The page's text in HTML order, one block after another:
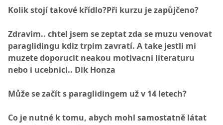
Kolik stojí takové křídlo?Při kurzu je zapůjčeno?
Zdravim.. chtel jsem se zeptat zda se muzu venovat
paraglidingu kdiz trpim zavratí. A take jestli mi
muzete doporucit neakou motivacni literaturu
nebo i ucebnici.. Dik Honza
Může se začít s paraglidingem už v 14 letech?
Co je nutné k tomu, abych mohl samostatně látat